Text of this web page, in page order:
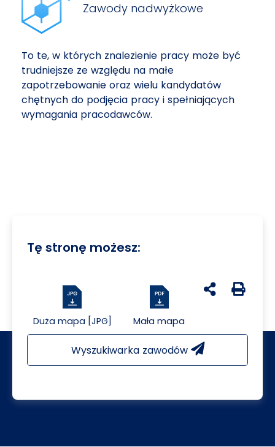
Zawody nadwyżkowe
To te, w których znalezienie pracy może być
trudniejsze ze względu na małe
zapotrzebowanie oraz wielu kandydatów
chętnych do podjęcia pracy i spełniających
wymagania pracodawców.
Tę stronę możesz:
Duża mapa [JPG] Mała mapa
udostępnij na
Generuj
Wyszukiwarka zawodów